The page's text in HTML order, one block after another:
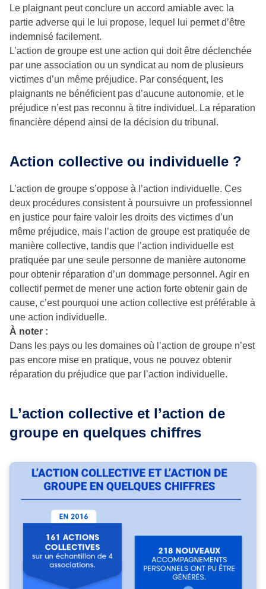
Le plaignant peut conclure un accord amiable avec la
partie adverse qui le lui propose, lequel lui permet d’être
indemnisé facilement.
L’action de groupe est une action qui doit être déclenchée
par une association ou un syndicat au nom de plusieurs
victimes d’un même préjudice. Par conséquent, les
plaignants ne bénéficient pas d’aucune autonomie, et le
préjudice n’est pas reconnu à titre individuel. La réparation
financière dépend ainsi de la décision du tribunal.
Action collective ou individuelle ?
L’action de groupe s’oppose à l’action individuelle. Ces
deux procédures consistent à poursuivre un professionnel
en justice pour faire valoir les droits des victimes d’un
même préjudice, mais l’action de groupe est pratiquée de
manière collective, tandis que l’action individuelle est
pratiquée par une seule personne de manière autonome
pour obtenir réparation d’un dommage personnel. Agir en
collectif permet de mener une action forte obtenir gain de
cause, c’est pourquoi une action collective est préférable à
une action individuelle.
À noter :
Dans les pays ou les domaines où l’action de groupe n’est
pas encore mise en pratique, vous ne pouvez obtenir
réparation du préjudice que par l’action individuelle.
L’action collective et l’action de
groupe en quelques chiffres